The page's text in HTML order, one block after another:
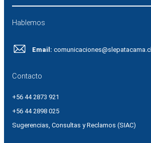
Hablemos
Email: comunicaciones@slepatacama.cl
Contacto
+56 44 2873 921
+56 44 2898 025
Sugerencias, Consultas y Reclamos (SIAC)